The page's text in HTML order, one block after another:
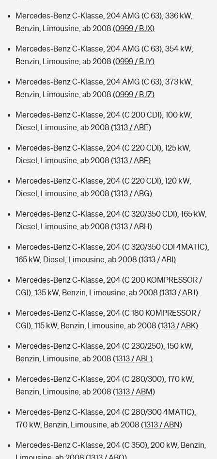
Mercedes-Benz C-Klasse, 204 AMG (C 63), 336 kW,
Benzin, Limousine, ab 2008 (0999 / BJX)
Mercedes-Benz C-Klasse, 204 AMG (C 63), 354 kW,
Benzin, Limousine, ab 2008 (0999 / BJY)
Mercedes-Benz C-Klasse, 204 AMG (C 63), 373 kW,
Benzin, Limousine, ab 2008 (0999 / BJZ)
Mercedes-Benz C-Klasse, 204 (C 200 CDI), 100 kW,
Diesel, Limousine, ab 2008 (1313 / ABE)
Mercedes-Benz C-Klasse, 204 (C 220 CDI), 125 kW,
Diesel, Limousine, ab 2008 (1313 / ABF)
Mercedes-Benz C-Klasse, 204 (C 220 CDI), 120 kW,
Diesel, Limousine, ab 2008 (1313 / ABG)
Mercedes-Benz C-Klasse, 204 (C 320/350 CDI), 165 kW,
Diesel, Limousine, ab 2008 (1313 / ABH)
Mercedes-Benz C-Klasse, 204 (C 320/350 CDI 4MATIC),
165 kW, Diesel, Limousine, ab 2008 (1313 / ABI)
Mercedes-Benz C-Klasse, 204 (C 200 KOMPRESSOR /
CGI), 135 kW, Benzin, Limousine, ab 2008 (1313 / ABJ)
Mercedes-Benz C-Klasse, 204 (C 180 KOMPRESSOR /
CGI), 115 kW, Benzin, Limousine, ab 2008 (1313 / ABK)
Mercedes-Benz C-Klasse, 204 (C 230/250), 150 kW,
Benzin, Limousine, ab 2008 (1313 / ABL)
Mercedes-Benz C-Klasse, 204 (C 280/300), 170 kW,
Benzin, Limousine, ab 2008 (1313 / ABM)
Mercedes-Benz C-Klasse, 204 (C 280/300 4MATIC),
170 kW, Benzin, Limousine, ab 2008 (1313 / ABN)
Mercedes-Benz C-Klasse, 204 (C 350), 200 kW, Benzin,